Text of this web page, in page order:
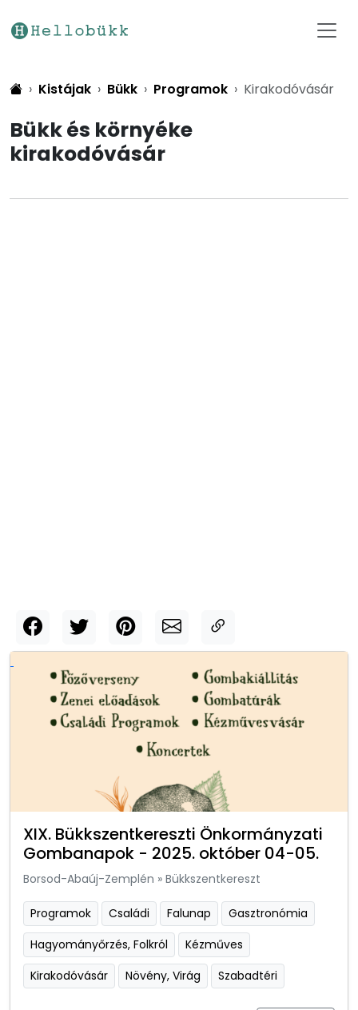
Kistájak Bükk Programok Kirakodóvásár
Bükk és környéke
kirakodóvásár
XIX. Bükkszentkereszti Önkormányzati
Gombanapok - 2025. október 04-05.
Borsod-Abaúj-Zemplén » Bükkszentkereszt
Programok Családi Falunap
Gasztronómia
Hagyományőrzés, Folkról
Kézműves
Kirakodóvásár
Növény, Virág Szabadtéri